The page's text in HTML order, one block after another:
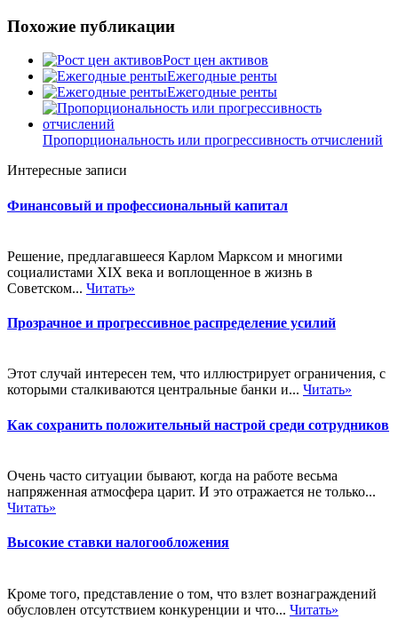
Похожие публикации
Рост цен активов
Ежегодные ренты
Ежегодные ренты
Пропорциональность или прогрессивность отчислений
Интересные записи
Финансовый и профессиональный капитал
Решение, предлагавшееся Карлом Марксом и многими
социалистами XIX века и воплощенное в жизнь в
Советском... Читать»
Прозрачное и прогрессивное распределение усилий
Этот случай интересен тем, что иллюстрирует ограничения, с
которыми сталкиваются центральные банки и... Читать»
Как сохранить положительный настрой среди сотрудников
Очень часто ситуации бывают, когда на работе весьма
напряженная атмосфера царит. И это отражается не только...
Читать»
Высокие ставки налогообложения
Кроме того, представление о том, что взлет вознаграждений
обусловлен отсутствием конкуренции и что... Читать»